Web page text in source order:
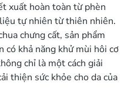
xuất hoàn toàn từ phèn
tự nhiên từ thiên nhiên.
chưng cất, sản phẩm
có khả năng khử mùi hôi cơ
chỉ là một cách giải
thiện sức khỏe cho da của